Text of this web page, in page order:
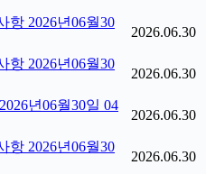
항 2026년06월30
2026.06.30
항 2026년06월30
2026.06.30
년06월30일 04
2026.06.30
항 2026년06월30
2026.06.30